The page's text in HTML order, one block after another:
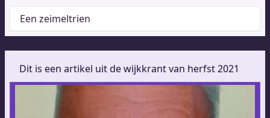
Een zeimeltrien
Dit is een artikel uit de wijkkrant van herfst 2021